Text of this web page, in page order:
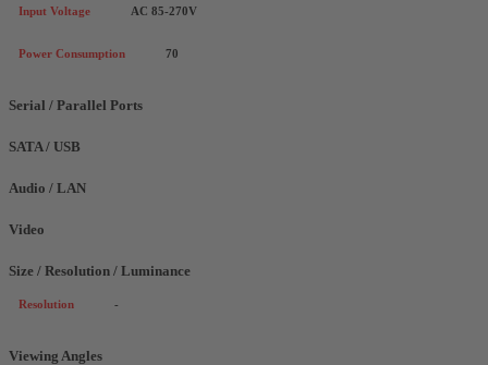
Input Voltage AC 85-270V
Power Consumption 70
Serial / Parallel Ports
SATA / USB
Audio / LAN
Video
Size / Resolution / Luminance
Resolution -
Viewing Angles